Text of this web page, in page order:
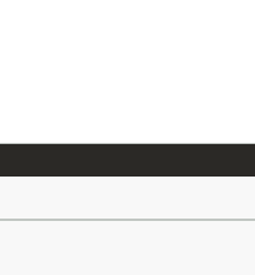
『ONE PIECE magazine 021 ONE PIECEカード付き同梱版』発売延期のご案内